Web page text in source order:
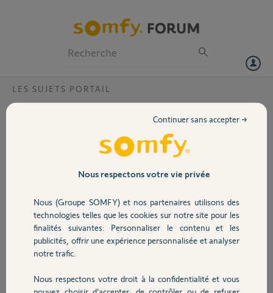
Volet
Sécurité
Domotique
Chauffage
LES SUJETS PORTAIL
Bonjour, quelle différence
entre les 2 moteurs
verrin long des 2 fichiers
joints ?
Ils portent la mème
ne sont pas indiqués sur
la fiche pour les mèmes
équipements.
CDLT
Nous respectons votre vie privée
Nous (Groupe SOMFY) et nos partenaires utilisons des
technologies telles que les cookies sur notre site pour les
finalités suivantes: Personnaliser le contenu et les
publicités, offrir une expérience personnalisée et analyser
notre trafic.
Nous respectons votre droit à la confidentialité et vous
Continuer sans accepter →